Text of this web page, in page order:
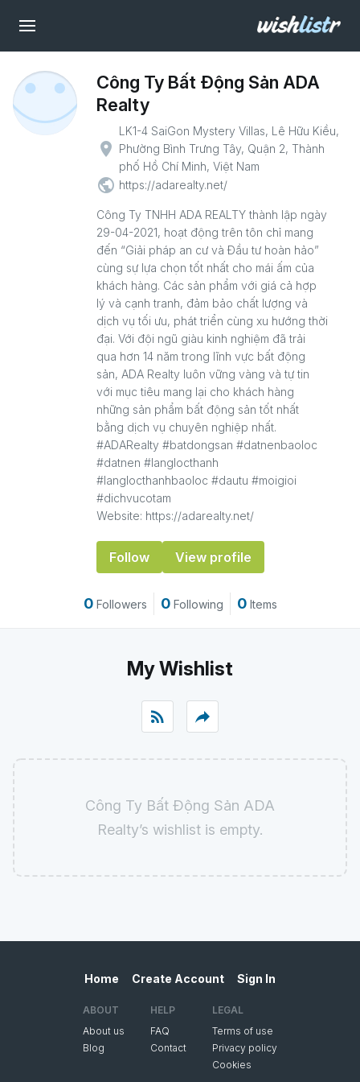
Công Ty Bất Động Sản ADA
Realty
place
LK1-4 SaiGon Mystery Villas, Lê Hữu Kiều,
Phường Bình Trưng Tây, Quận 2, Thành
phố Hồ Chí Minh, Việt Nam
public https://adarealty.net/
Công Ty TNHH ADA REALTY thành lập ngày
29-04-2021, hoạt động trên tôn chỉ mang
đến “Giải pháp an cư và Đầu tư hoàn hảo”
cùng sự lựa chọn tốt nhất cho mái ấm của
khách hàng. Các sản phẩm với giá cả hợp
lý và cạnh tranh, đảm bảo chất lượng và
dịch vụ tối ưu, phát triển cùng xu hướng thời
đại. Với đội ngũ giàu kinh nghiệm đã trải
qua hơn 14 năm trong lĩnh vực bất động
sản, ADA Realty luôn vững vàng và tự tin
với mục tiêu mang lại cho khách hàng
những sản phẩm bất động sản tốt nhất
bằng dịch vụ chuyên nghiệp nhất.
#ADARealty #batdongsan #datnenbaoloc
#datnen #langlocthanh
#langlocthanhbaoloc #dautu #moigioi
#dichvucotam
Website: https://adarealty.net/
Follow View profile
0 Followers 0 Following 0 Items
My Wishlist
rss_feed reply
Công Ty Bất Động Sản ADA
Realty’s wishlist is empty.
Home Create Account Sign In
ABOUT
About us
Blog
HELP
FAQ
Contact
LEGAL
Terms of use
Privacy policy
Cookies